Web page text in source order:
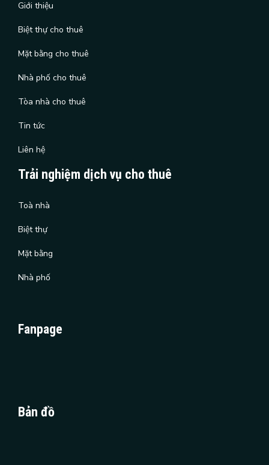
Giới thiệu
Biệt thự cho thuê
Mặt bằng cho thuê
Nhà phố cho thuê
Tòa nhà cho thuê
Tin tức
Liên hệ
Trải nghiệm dịch vụ cho thuê
Toà nhà
Biệt thự
Mặt bằng
Nhà phố
Fanpage
Bản đồ